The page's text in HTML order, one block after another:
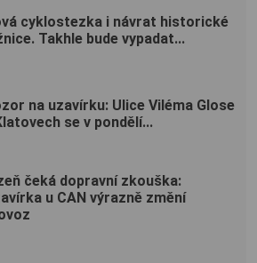
cyklostezka i návrat historické
Takhle bude vypadat...
na uzavírku: Ulice Viléma Glose
se v pondělí...
čeká dopravní zkouška:
u CAN výrazně změní